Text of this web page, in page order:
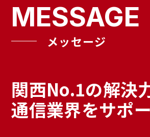
MESSAGE
メッセージ
関西No.1の解決
通信業界をサポ